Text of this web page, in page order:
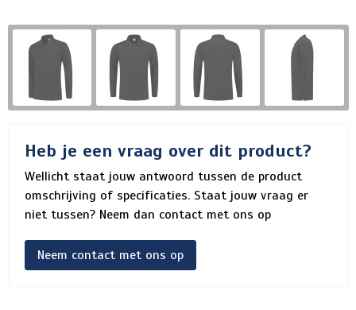
Heb je een vraag over dit product?
Wellicht staat jouw antwoord tussen de product
omschrijving of specificaties. Staat jouw vraag er
niet tussen? Neem dan contact met ons op
Neem contact met ons op